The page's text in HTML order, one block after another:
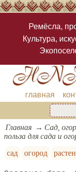
Ремёсла,
Культура,
главная
Главная Сад,
польза для сада и
сад
огород